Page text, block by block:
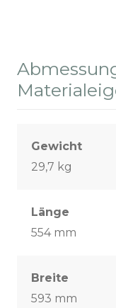
Gewicht
29,7 kg
Länge
554 mm
Breite
593 mm